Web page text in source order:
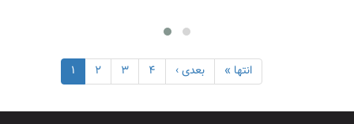
۱ ۲ ۳ ۴ بعدی › انتها »